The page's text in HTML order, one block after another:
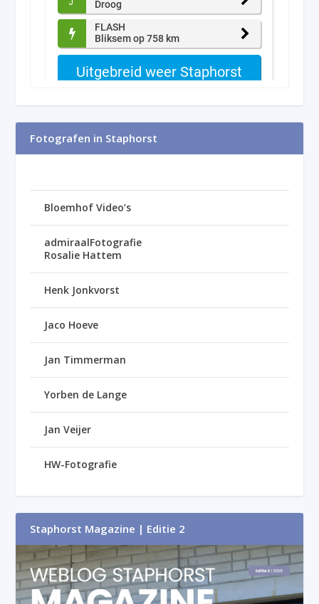
Fotografen in Staphorst
Bloemhof Video’s
admiraalFotografie
Rosalie Hattem
Henk Jonkvorst
Jaco Hoeve
Jan Timmerman
Yorben de Lange
Jan Veijer
HW-Fotografie
Staphorst Magazine | Editie 2